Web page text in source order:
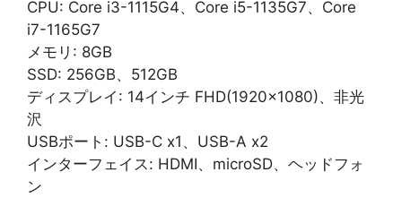
CPU: Core i3-1115G4、Core i5-1135G7、Core
i7-1165G7
メモリ: 8GB
SSD: 256GB、512GB
ディスプレイ: 14インチ FHD(1920×1080)、非光
沢
USBポート: USB-C x1、USB-A x2
インターフェイス: HDMI、microSD、ヘッドフォ
ン